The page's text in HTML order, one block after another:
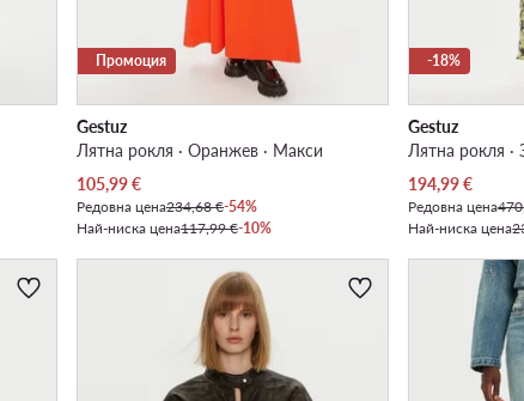
Промоция
Gestuz
Лятна рокля · Оранжев · Макси
Актуална цена
105,99€
Редовна цена234,68 €-54%
Най-ниска цена117,99 €-10%
-18%
Gestuz
Лятна рокля ·
Актуална цена
194,99€
Редовна цена
Най-ниска цена